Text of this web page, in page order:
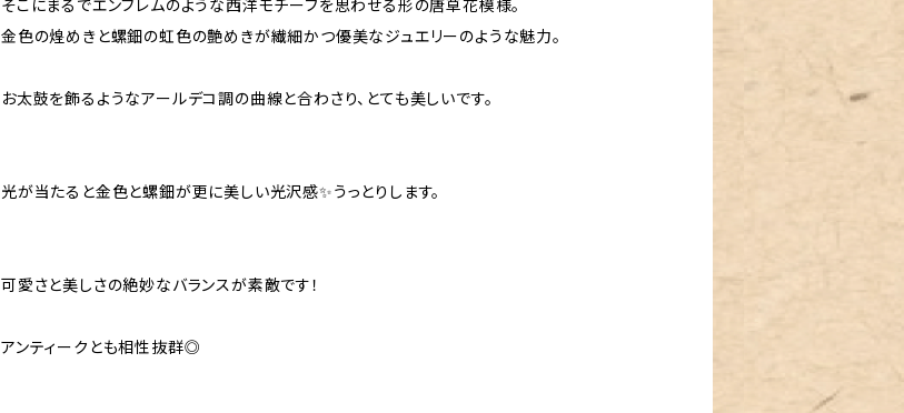
そこにまるでエンブレムのような西洋モチーフを思わせる形の唐草花模様。
金色の煌めきと螺鈿の虹色の艶めきが繊細かつ優美なジュエリーのような魅力。
お太鼓を飾るようなアールデコ調の曲線と合わさり、とても美しいです。
光が当たると金色と螺鈿が更に美しい光沢感✨うっとりします。
可愛さと美しさの絶妙なバランスが素敵です！
アンティークとも相性抜群◎